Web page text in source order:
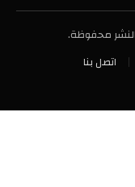
اتصل بنا